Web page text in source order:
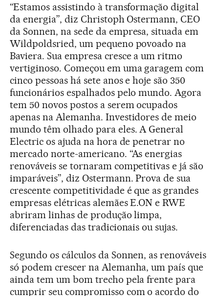
“Estamos assistindo à transformação digital
da energia”, diz Christoph Ostermann, CEO
da Sonnen, na sede da empresa, situada em
Wildpoldsried, um pequeno povoado na
Baviera. Sua empresa cresce a um ritmo
vertiginoso. Começou em uma garagem com
cinco pessoas há sete anos e hoje são 350
funcionários espalhados pelo mundo. Agora
tem 50 novos postos a serem ocupados
apenas na Alemanha. Investidores de meio
mundo têm olhado para eles. A General
Electric os ajuda na hora de penetrar no
mercado norte-americano. “As energias
renováveis se tornaram competitivas e já são
imparáveis”, diz Ostermann. Prova de sua
crescente competitividade é que as grandes
empresas elétricas alemães E.ON e RWE
abriram linhas de produção limpa,
diferenciadas das tradicionais ou sujas.
Segundo os cálculos da Sonnen, as renováveis
só podem crescer na Alemanha, um país que
ainda tem um bom trecho pela frente para
cumprir seu compromisso com o acordo do